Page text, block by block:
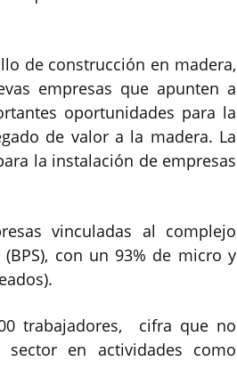
de construcción en madera,
empresas que apunten a
oportunidades para la
de valor a la madera. La
la instalación de empresas
vinculadas al complejo
con un 93% de micro y
trabajadores, cifra que no
en actividades como